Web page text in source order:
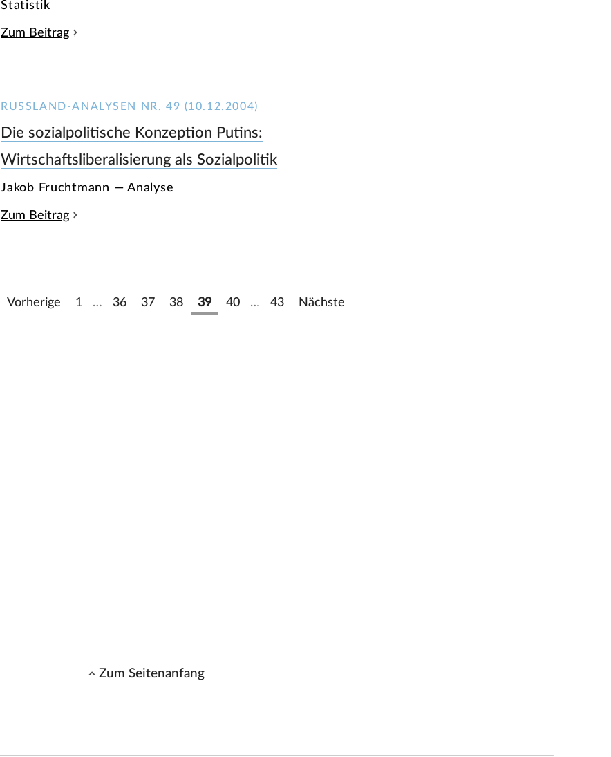
Statistik
Zum Beitrag
RUSSLAND-ANALYSEN NR. 49 (10.12.2004)
Die sozialpolitische Konzeption Putins:
Wirtschaftsliberalisierung als Sozialpolitik
Jakob Fruchtmann — Analyse
Zum Beitrag
Vorherige 1 … 36 37 38 39 40 … 43 Nächste
Zum Seitenanfang